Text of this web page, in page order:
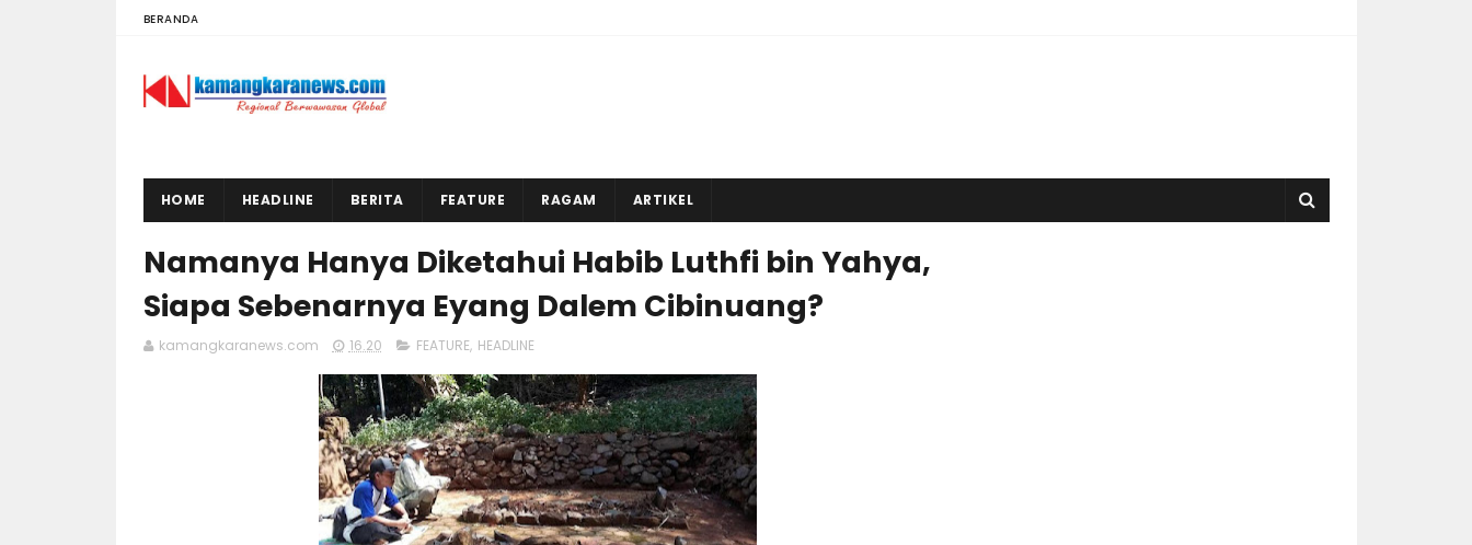
BERANDA
HOME HEADLINE BERITA FEATURE RAGAM ARTIKEL
Namanya Hanya Diketahui Habib Luthfi bin Yahya,
Siapa Sebenarnya Eyang Dalem Cibinuang?
kamangkaranews.com 16.20 FEATURE, HEADLINE